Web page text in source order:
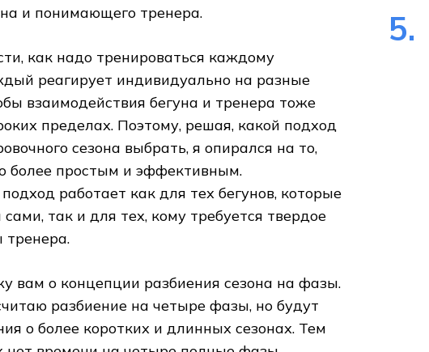
и понимающего тренера.
как надо тренироваться каждому
реагирует индивидуально на разные
взаимодействия бегуна и тренера тоже
пределах. Поэтому, решая, какой подход
сезона выбрать, я опирался на то,
более простым и эффективным.
работает как для тех бегунов, которые
так и для тех, кому требуется твердое
тренера.
вам о концепции разбиения сезона на фазы.
разбиение на четыре фазы, но будут
о более коротких и длинных сезонах. Тем